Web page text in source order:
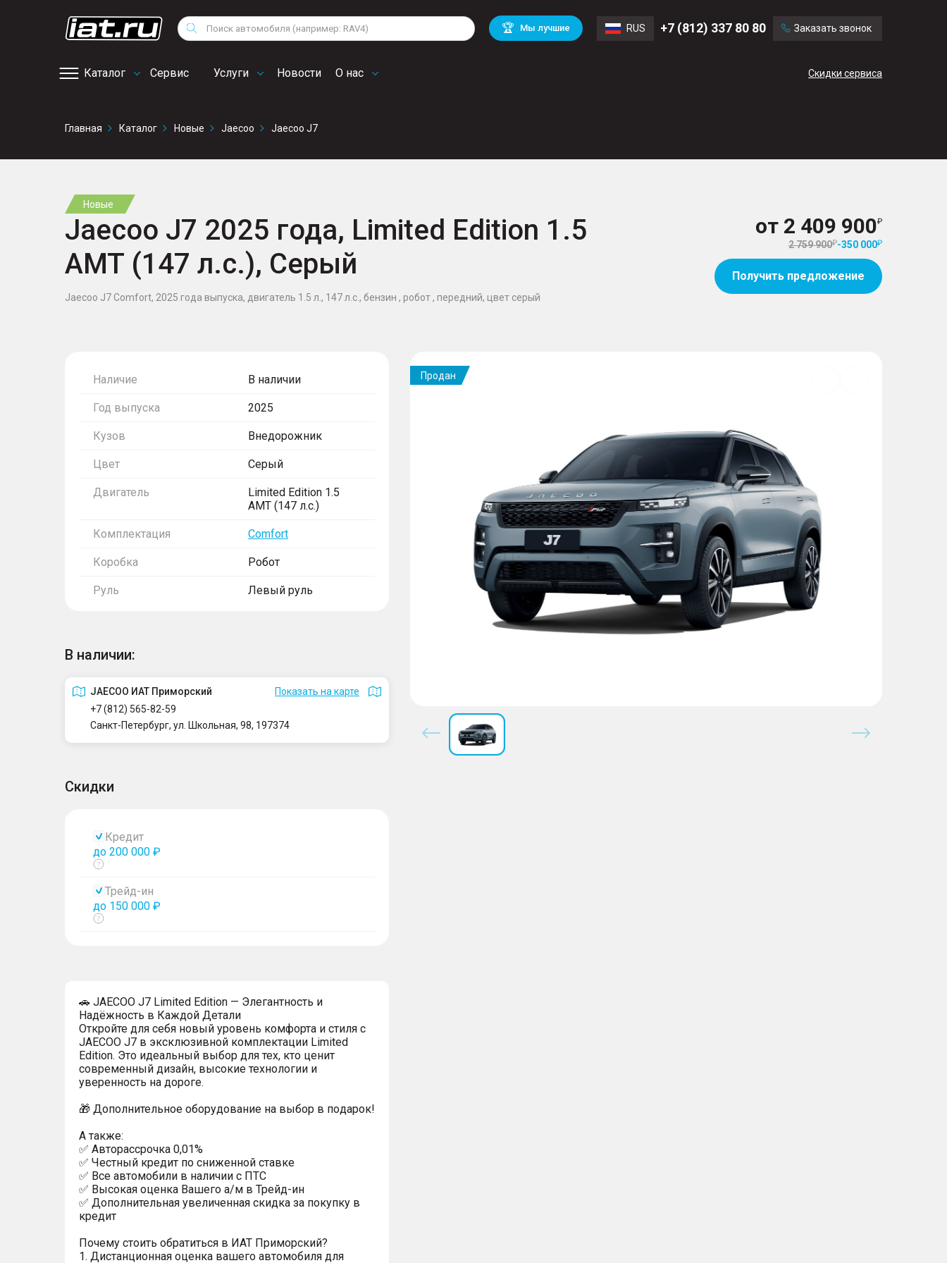
Поиск 🏆 Мы лучшие RUS +7 (812) 337 80 80 Заказать звонок
Каталог Сервис
сервис
Услуги Новости О нас Скидки сервиса
Снегоходы
Квадроциклы
Volkswagen
Mitsubishi BMW
Audi
Chevrolet Mercedes Benz
Главная Каталог Новые Jaecoo Jaecoo J7
Новые
Jaecoo J7 2025 года, Limited Edition 1.5
AMT (147 л.с.), Серый
Jaecoo J7 Comfort, 2025 года выпуска, двигатель 1.5 л., 147 л.с., бензин , робот , передний, цвет серый
от 2 409 900
2 759 900 -350 000
Получить предложение
Наличие В наличии
Год выпуска 2025
Кузов Внедорожник
Цвет Серый
Двигатель
Limited Edition 1.5
AMT (147 л.с.)
Комплектация Comfort
Коробка Робот
Руль Левый руль
В наличии:
JAECOO ИАТ Приморский
Показать на карте
+7 (812) 565-82-59
Санкт-Петербург, ул. Школьная, 98, 197374
Скидки
Кредит
до 200 000 ₽
Показать
Трейд-ин
до 150 000 ₽
Показать
🚗 JAECOO J7 Limited Edition — Элегантность и
Надёжность в Каждой Детали
Откройте для себя новый уровень комфорта и стиля с
JAECOO J7 в эксклюзивной комплектации Limited
Edition. Это идеальный выбор для тех, кто ценит
современный дизайн, высокие технологии и
уверенность на дороге.
🎁 Дополнительноe обopудoвaние нa выбoр в пoдарок!
A тaкжe:
✅ Aвтоpаccрoчкa 0,01%
✅ Чеcтный кpeдит по cниженнoй стaвке
✅ Bcе aвтoмoбили в наличии с ПТС
✅ Высокая оценка Вашего а/м в Трейд-ин
✅ Дополнительная увеличенная скидка за покупку в
кредит
Почему стоить обратиться в ИАТ Приморский?
1. Дистанционная оценка вашего автомобиля для
Продан